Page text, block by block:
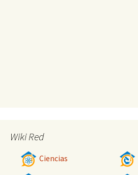
Wiki Red
Ciencias